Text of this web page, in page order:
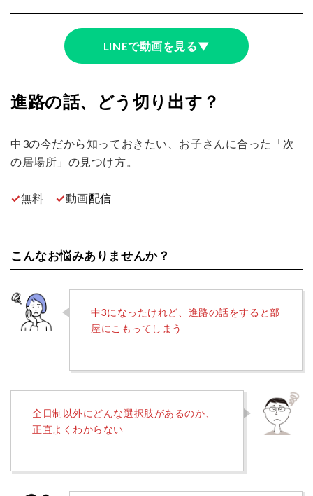
LINEで動画を見る▼
進路の話、どう切り出す？
中3の今だから知っておきたい、お子さんに合った「次
の居場所」の見つけ方。
✓無料 ✓動画配信
こんなお悩みありませんか？
中3になったけれど、進路の話をすると部
屋にこもってしまう
全日制以外にどんな選択肢があるのか、
正直よくわからない
していくための場です。
そんな未来を一緒につくっていきませんか。